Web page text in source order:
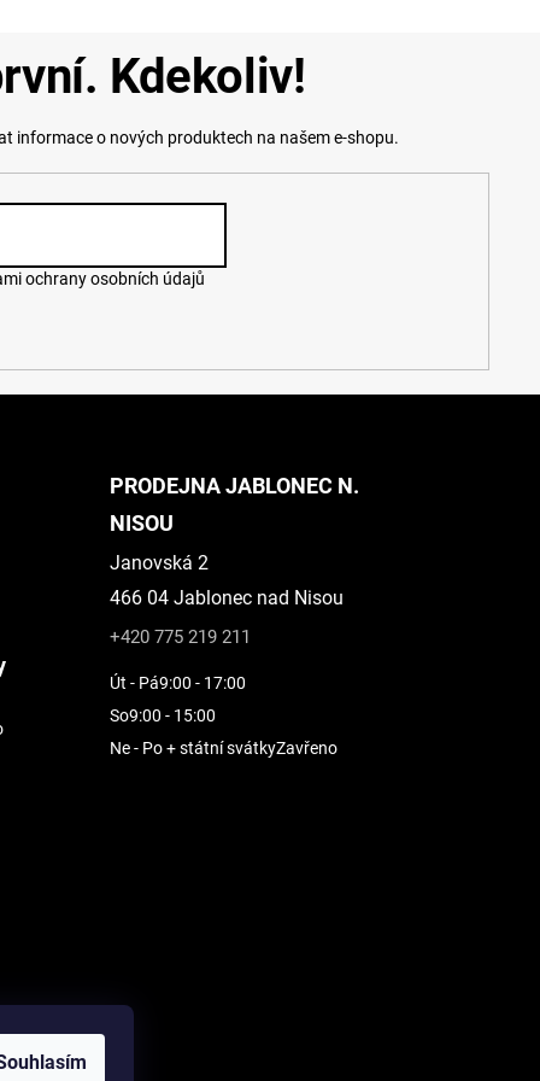
Kdekoliv!
informace o nových produktech na našem e-shopu.
ochrany osobních údajů
PRODEJNA JABLONEC N.
NISOU
Janovská 2
466 04 Jablonec nad Nisou
+420 775 219 211
Út - Pá9:00 - 17:00
So9:00 - 15:00
Ne - Po + státní svátkyZavřeno